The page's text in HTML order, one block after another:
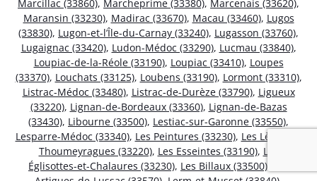
Marcillac (33860), Marcheprime (33380), Marcenais (33620),
Maransin (33230), Madirac (33670), Macau (33460), Lugos
(33830), Lugon-et-l’Île-du-Carnay (33240), Lugasson (33760),
Lugaignac (33420), Ludon-Médoc (33290), Lucmau (33840),
Loupiac-de-la-Réole (33190), Loupiac (33410), Loupes
(33370), Louchats (33125), Loubens (33190), Lormont (33310),
Listrac-Médoc (33480), Listrac-de-Durèze (33790), Ligueux
(33220), Lignan-de-Bordeaux (33360), Lignan-de-Bazas
(33430), Libourne (33500), Lestiac-sur-Garonne (33550),
Lesparre-Médoc (33340), Les Peintures (33230), Les Lèves-et-
Thoumeyragues (33220), Les Esseintes (33190), Les
Églisottes-et-Chalaures (33230), Les Billaux (33500)